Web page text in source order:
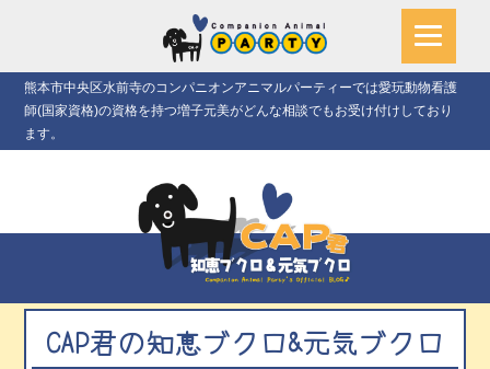
熊本市中央区水前寺のコンパニオンアニマルパーティーでは愛玩動物看護
師(国家資格)の資格を持つ増子元美がどんな相談でもお受け付けしており
ます。
CAP君の知恵ブクロ&元気ブクロ